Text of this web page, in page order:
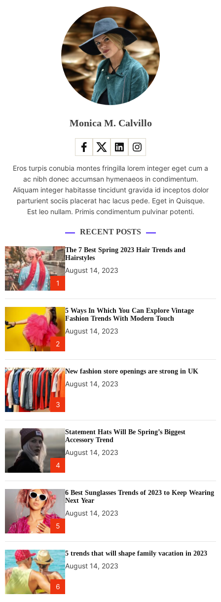
Monica M. Calvillo
Eros turpis conubia montes fringilla lorem integer eget cum a
ac nibh donec accumsan hymenaeos in condimentum.
Aliquam integer habitasse tincidunt gravida id inceptos dolor
parturient sociis placerat hac lacus pede. Eget in Quisque.
Est leo nullam. Primis condimentum pulvinar potenti.
RECENT POSTS
1
The 7 Best Spring 2023 Hair Trends and
Hairstyles
August 14, 2023
2
5 Ways In Which You Can Explore Vintage
Fashion Trends With Modern Touch
August 14, 2023
3
New fashion store openings are strong in UK
August 14, 2023
4
Statement Hats Will Be Spring’s Biggest
Accessory Trend
August 14, 2023
5
6 Best Sunglasses Trends of 2023 to Keep Wearing
Next Year
August 14, 2023
6
5 trends that will shape family vacation in 2023
August 14, 2023